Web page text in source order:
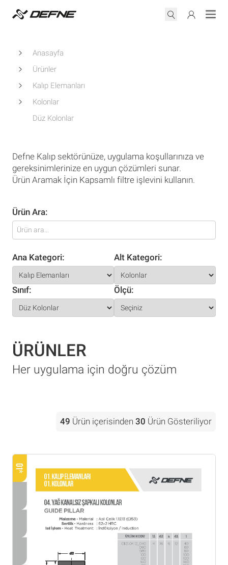
Anasayfa
Ürünler
Kalıp Elemanları
Kolonlar
Düz Kolonlar
Defne Kalıp sektörünüze, uygulama koşullarınıza ve
gereksinimlerinize en uygun çözümleri sunar.
Ürün Aramak İçin Kapsamlı filtre işlevini kullanın.
Ürün Ara:
Ana Kategori: Alt Kategori:
Sınıf: Ölçü:
ÜRÜNLER
Her uygulama için doğru çözüm
49 Ürün içerisinden 30 Ürün Gösteriliyor